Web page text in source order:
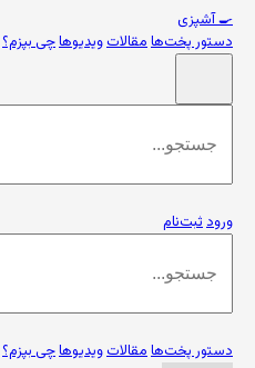
🍳آشپزی
دستور پخت‌هامقالاتویدیوهاچی بپزم؟
ورودثبت‌نام
دستور پخت‌هامقالاتویدیوهاچی بپزم؟